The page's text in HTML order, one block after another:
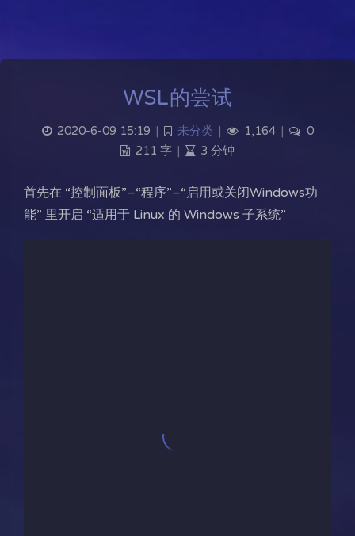
WSL的尝试
2020-6-09 15:19 未分类 1,164
0
211 字
3 分钟
首先在 “控制面板”–“程序”–“启用或关闭Windows功
能” 里开启 “适用于 Linux 的 Windows 子系统”